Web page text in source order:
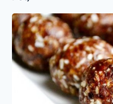
Jaroset
Marroquí
(Nueces
y
frutos
secos)